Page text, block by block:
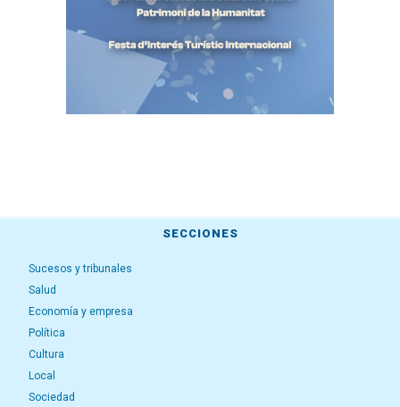
SECCIONES
Sucesos y tribunales
Salud
Economía y empresa
Política
Cultura
Local
Sociedad